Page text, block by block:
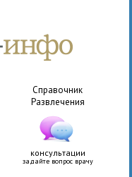
Справочник
Развлечения
консультации
задайте вопрос врачу